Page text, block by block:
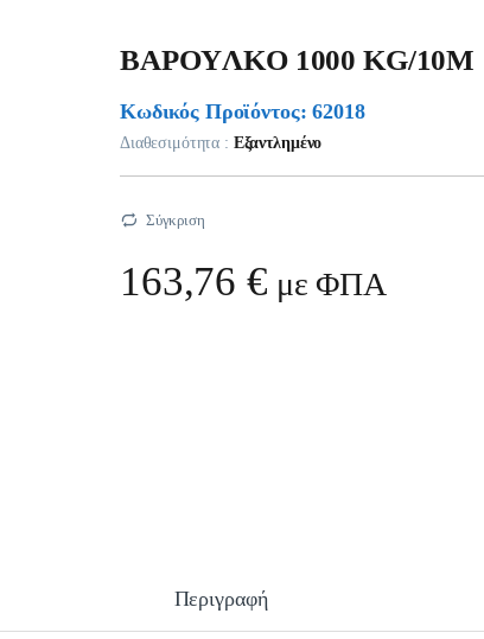
BAPOYΛKO 1000 KG/10M
Κωδικός Προϊόντος: 62018
Διαθεσιμότητα : Εξαντλημένο
Σύγκριση
163,76€ με ΦΠΑ
Περιγραφή